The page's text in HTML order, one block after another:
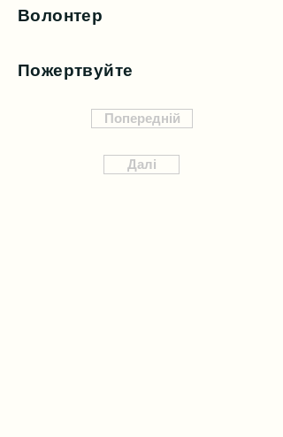
Волонтер
Пожертвуйте
Попередній
Далі